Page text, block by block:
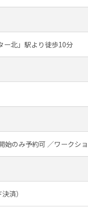
ー北」駅より徒歩10分
のみ予約可 ／ワークシ
済）